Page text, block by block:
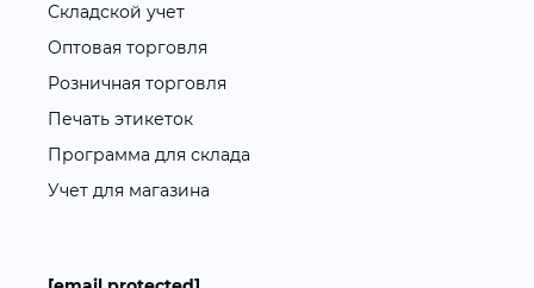
Складской учет
Оптовая торговля
Розничная торговля
Печать этикеток
Программа для склада
Учет для магазина